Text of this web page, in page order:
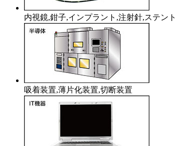
内視鏡,鉗子,インプラント,注射針,ステント
吸着装置,薄片化装置,切断装置